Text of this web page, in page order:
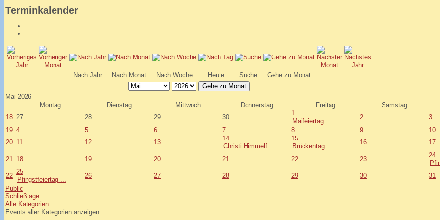
Terminkalender
Nach Jahr Nach Monat Nach Woche Heute Suche
Gehe zu Monat
Gehe zu Monat
Mai 2026
Montag
Dienstag Mittwoch Donnerstag Freitag Samstag
18 27 28 29 30
1
Maifeiertag
2
3
19 4 5 6 7 8 9
10
20 11 12 13
14
Christi Himmelf ...
15
Brückentag
16 17
21 18 19 20 21 22 23
24
22
25
Pfingstfeiertag ...
26 27 28 29 30
31
Public
Schließtage
Alle Kategorien ...
Events aller Kategorien anzeigen